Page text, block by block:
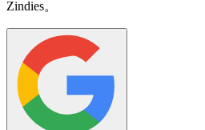
Zindies。